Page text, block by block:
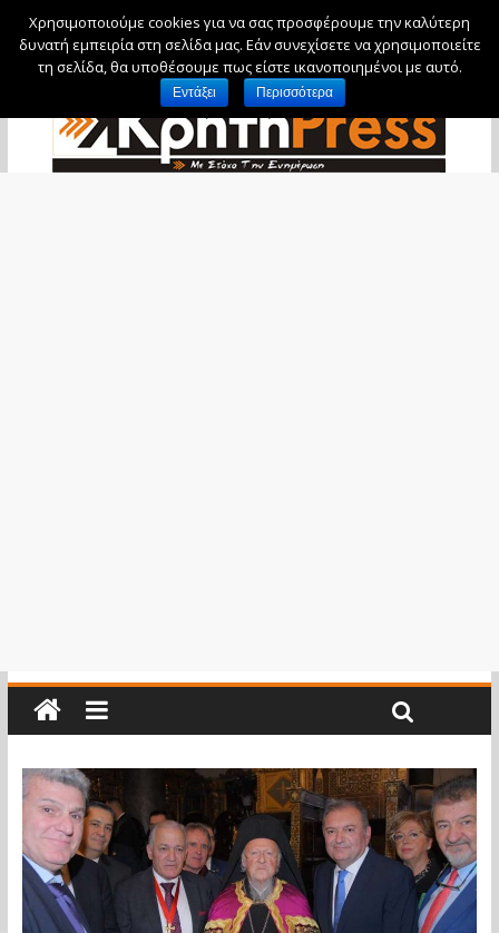
Παρασκευή, 7 Αυγούστου, 2026
Χρησιμοποιούμε cookies για να σας προσφέρουμε την καλύτερη
δυνατή εμπειρία στη σελίδα μας. Εάν συνεχίσετε να χρησιμοποιείτε
τη σελίδα, θα υποθέσουμε πως είστε ικανοποιημένοι με αυτό.
Εντάξει Περισσότερα